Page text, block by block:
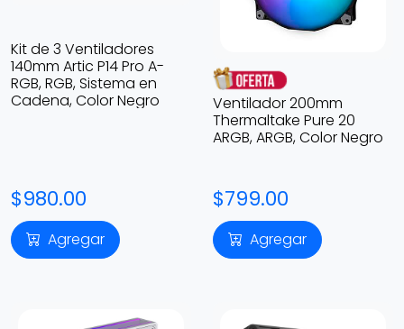
Kit de 3 Ventiladores
140mm Artic P14 Pro A-
RGB, RGB, Sistema en
Cadena, Color Negro
$980.00
Agregar
Ventilador 200mm
Thermaltake Pure 20
ARGB, ARGB, Color Negro
$799.00
Agregar